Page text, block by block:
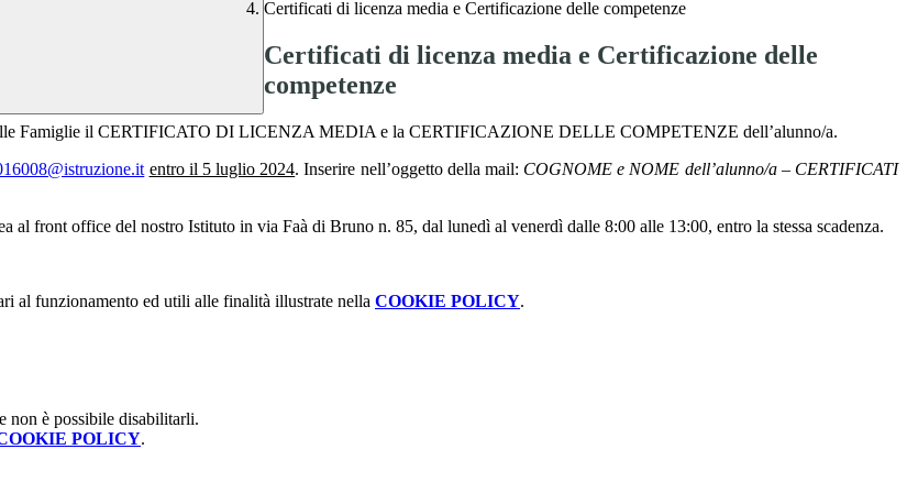
Certificati di licenza media e Certificazione delle competenze
Certificati di licenza media e Certificazione delle
competenze
alle Famiglie il CERTIFICATO DI LICENZA MEDIA e la CERTIFICAZIONE DELLE COMPETENZE dell’alunno/a.
entro il 5 luglio 2024. Inserire nell’oggetto della mail: COGNOME e NOME dell’alunno/a – CERTIFICATI
al front office del nostro Istituto in via Faà di Bruno n. 85, dal lunedì al venerdì dalle 8:00 alle 13:00, entro la stessa scadenza.
al funzionamento ed utili alle finalità illustrate nella COOKIE POLICY.
non è possibile disabilitarli.
POLICY.